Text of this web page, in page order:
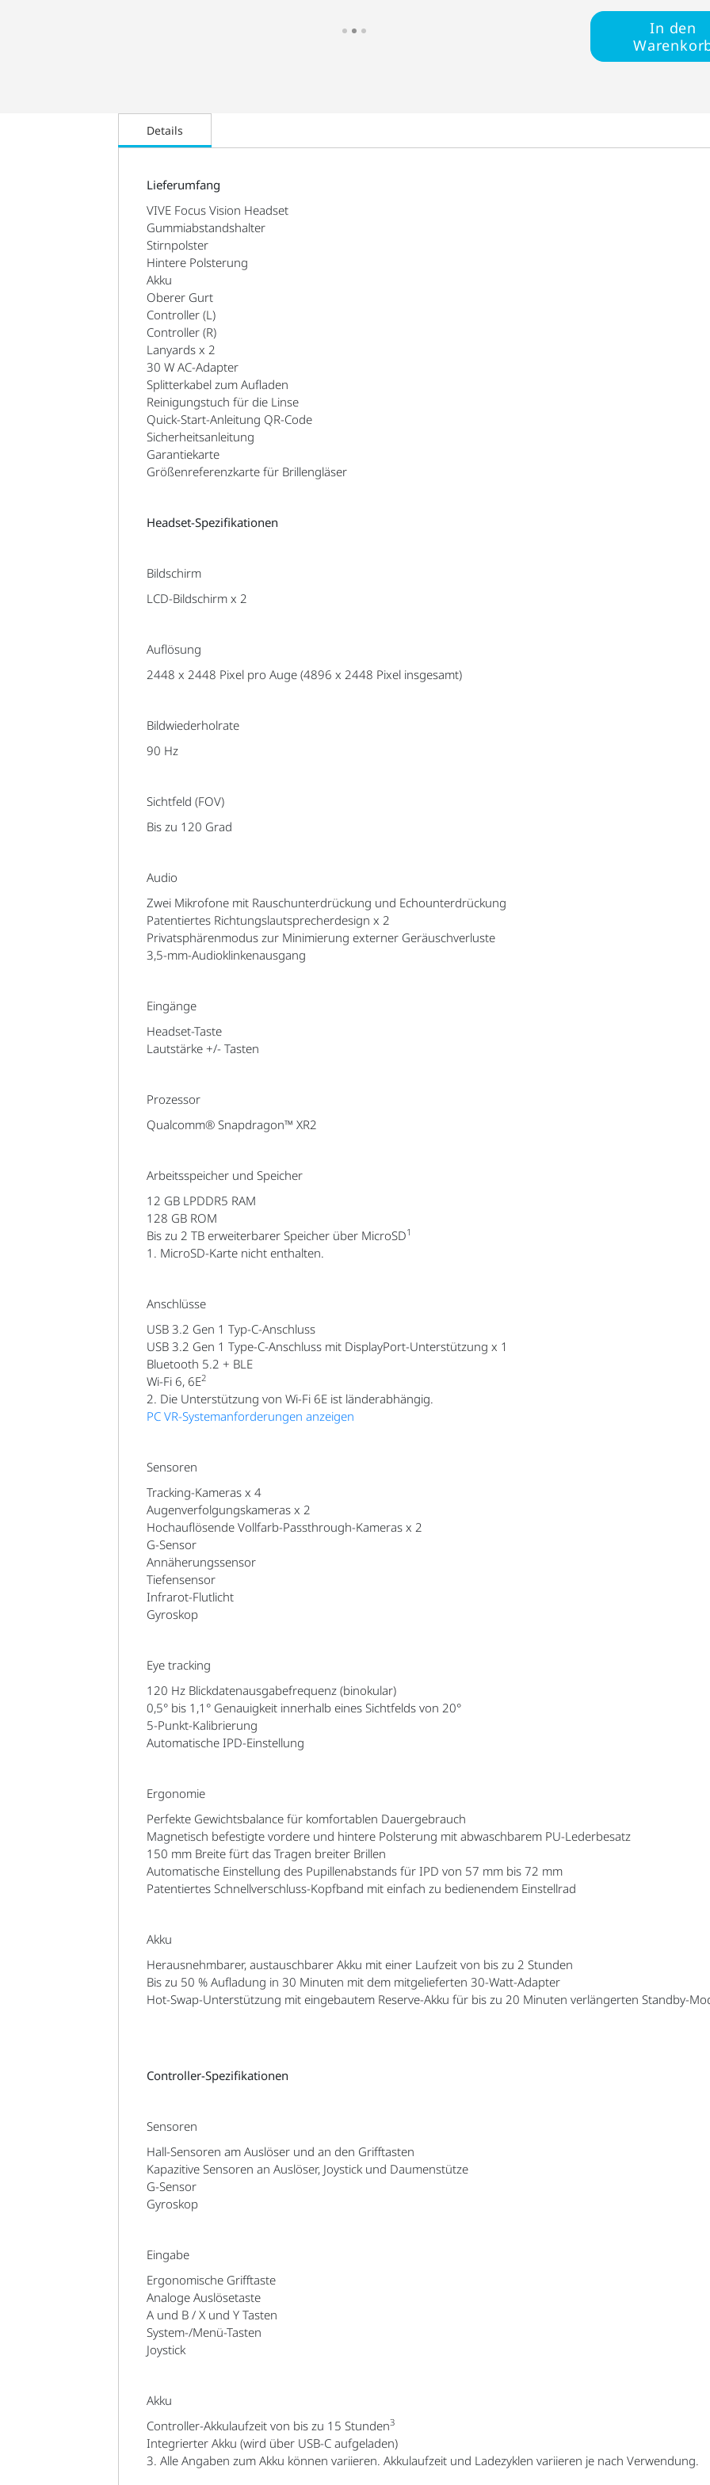
In den
Details
Lieferumfang
VIVE Focus Vision Headset
Gummiabstandshalter
Stirnpolster
Hintere Polsterung
Akku
Oberer Gurt
Controller (L)
Controller (R)
Lanyards x 2
30 W AC-Adapter
Splitterkabel zum Aufladen
Reinigungstuch für die Linse
Quick-Start-Anleitung QR-Code
Sicherheitsanleitung
Garantiekarte
Größenreferenzkarte für Brillengläser
Headset-Spezifikationen
Bildschirm
LCD-Bildschirm x 2
Auflösung
2448 x 2448 Pixel pro Auge (4896 x 2448 Pixel insgesamt)
Bildwiederholrate
90 Hz
Sichtfeld (FOV)
Bis zu 120 Grad
Audio
Zwei Mikrofone mit Rauschunterdrückung und Echounterdrückung
Patentiertes Richtungslautsprecherdesign x 2
Privatsphärenmodus zur Minimierung externer Geräuschverluste
3,5-mm-Audioklinkenausgang
Eingänge
Headset-Taste
Lautstärke +/- Tasten
Prozessor
Qualcomm® Snapdragon™ XR2
Arbeitsspeicher und Speicher
12 GB LPDDR5 RAM
128 GB ROM
Bis zu 2 TB erweiterbarer Speicher über MicroSD1
1. MicroSD-Karte nicht enthalten.
Anschlüsse
USB 3.2 Gen 1 Typ-C-Anschluss
USB 3.2 Gen 1 Type-C-Anschluss mit DisplayPort-Unterstützung x 1
Bluetooth 5.2 + BLE
Wi-Fi 6, 6E2
2. Die Unterstützung von Wi-Fi 6E ist länderabhängig.
PC VR-Systemanforderungen anzeigen
Sensoren
Tracking-Kameras x 4
Augenverfolgungskameras x 2
Hochauflösende Vollfarb-Passthrough-Kameras x 2
G-Sensor
Annäherungssensor
Tiefensensor
Infrarot-Flutlicht
Gyroskop
Eye tracking
120 Hz Blickdatenausgabefrequenz (binokular)
0,5° bis 1,1° Genauigkeit innerhalb eines Sichtfelds von 20°
5-Punkt-Kalibrierung
Automatische IPD-Einstellung
Ergonomie
Perfekte Gewichtsbalance für komfortablen Dauergebrauch
Magnetisch befestigte vordere und hintere Polsterung mit abwaschbarem PU-Lederbesatz
150 mm Breite fürt das Tragen breiter Brillen
Automatische Einstellung des Pupillenabstands für IPD von 57 mm bis 72 mm
Patentiertes Schnellverschluss-Kopfband mit einfach zu bedienendem Einstellrad
Akku
Herausnehmbarer, austauschbarer Akku mit einer Laufzeit von bis zu 2 Stunden
Bis zu 50 % Aufladung in 30 Minuten mit dem mitgelieferten 30-Watt-Adapter
Hot-Swap-Unterstützung mit eingebautem Reserve-Akku für bis zu 20 Minuten verlängerten Standby-
Controller-Spezifikationen
Sensoren
Hall-Sensoren am Auslöser und an den Grifftasten
Kapazitive Sensoren an Auslöser, Joystick und Daumenstütze
G-Sensor
Gyroskop
Eingabe
Ergonomische Grifftaste
Analoge Auslösetaste
A und B / X und Y Tasten
System-/Menü-Tasten
Joystick
Akku
Controller-Akkulaufzeit von bis zu 15 Stunden3
Integrierter Akku (wird über USB-C aufgeladen)
3. Alle Angaben zum Akku können variieren. Akkulaufzeit und Ladezyklen variieren je nach Verwendung.